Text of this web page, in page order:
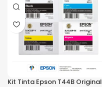
Kit Tinta Epson T44B Original